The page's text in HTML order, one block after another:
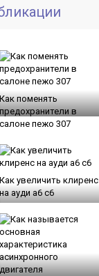
Как поменять
предохранители в
салоне пежо 307
Как увеличить клиренс
на ауди а6 с6